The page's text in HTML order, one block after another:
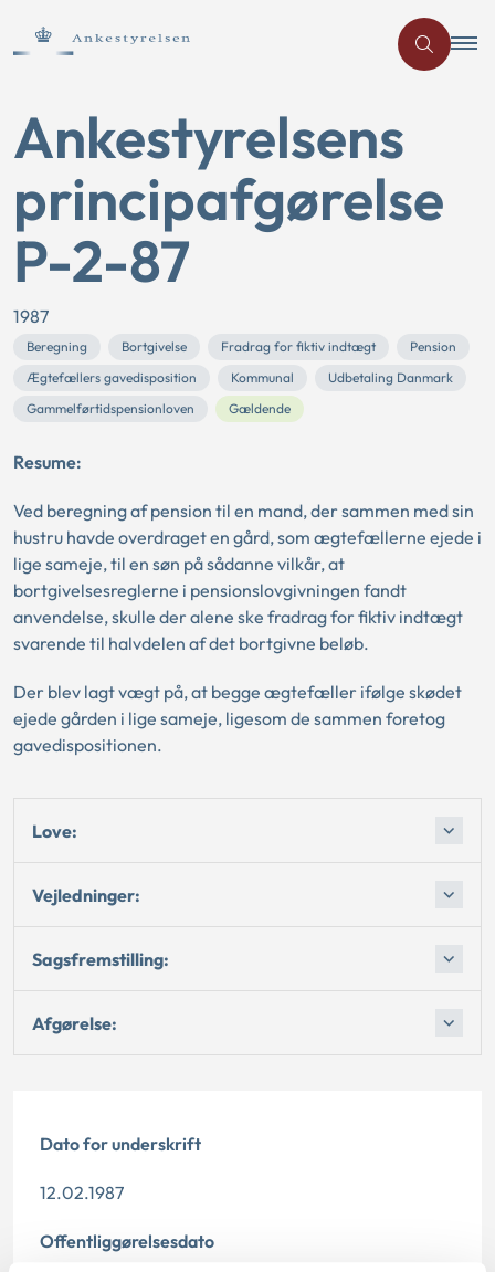
Ankestyrelsens
principafgørelse
P-2-87
1987
Beregning Bortgivelse Fradrag for fiktiv indtægt
Pension
Ægtefællers gavedisposition
Kommunal
Udbetaling Danmark
Gammelførtidspensionloven
Gældende
Resume:
Ved beregning af pension til en mand, der sammen med sin
hustru havde overdraget en gård, som ægtefællerne ejede i
lige sameje, til en søn på sådanne vilkår, at
bortgivelsesreglerne i pensionslovgivningen fandt
anvendelse, skulle der alene ske fradrag for fiktiv indtægt
svarende til halvdelen af det bortgivne beløb.
Der blev lagt vægt på, at begge ægtefæller ifølge skødet
ejede gården i lige sameje, ligesom de sammen foretog
gavedispositionen.
Love:
Vejledninger:
Sagsfremstilling:
Afgørelse:
Dato for underskrift
12.02.1987
Offentliggørelsesdato